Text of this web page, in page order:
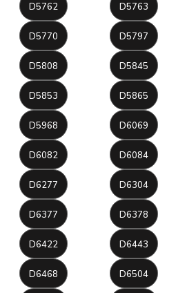
D5762 D5763
D5770 D5797
D5808 D5845
D5853 D5865
D5968 D6069
D6082 D6084
D6277 D6304
D6377 D6378
D6422 D6443
D6468 D6504